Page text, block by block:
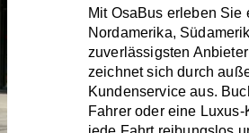
Mit OsaBus erleben
Nordamerika,
zuverlässigsten
zeichnet sich durch
Kundenservice aus.
Fahrer oder eine